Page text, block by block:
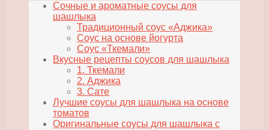
Сочные и ароматные соусы для
шашлыка
Традиционный соус «Аджика»
Соус на основе йогурта
Соус «Ткемали»
Вкусные рецепты соусов для шашлыка
1. Ткемали
2. Аджика
3. Сате
Лучшие соусы для шашлыка на основе
томатов
Оригинальные соусы для шашлыка с